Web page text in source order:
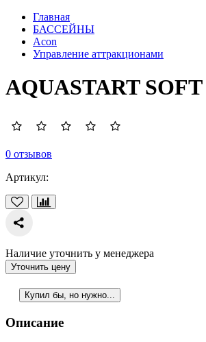
Главная
БАССЕЙНЫ
Acon
Управление аттракционами
AQUASTART SOFT
0 отзывов
Артикул:
Наличие уточнить у менеджера
Уточнить цену
Купил бы, но нужно...
Описание